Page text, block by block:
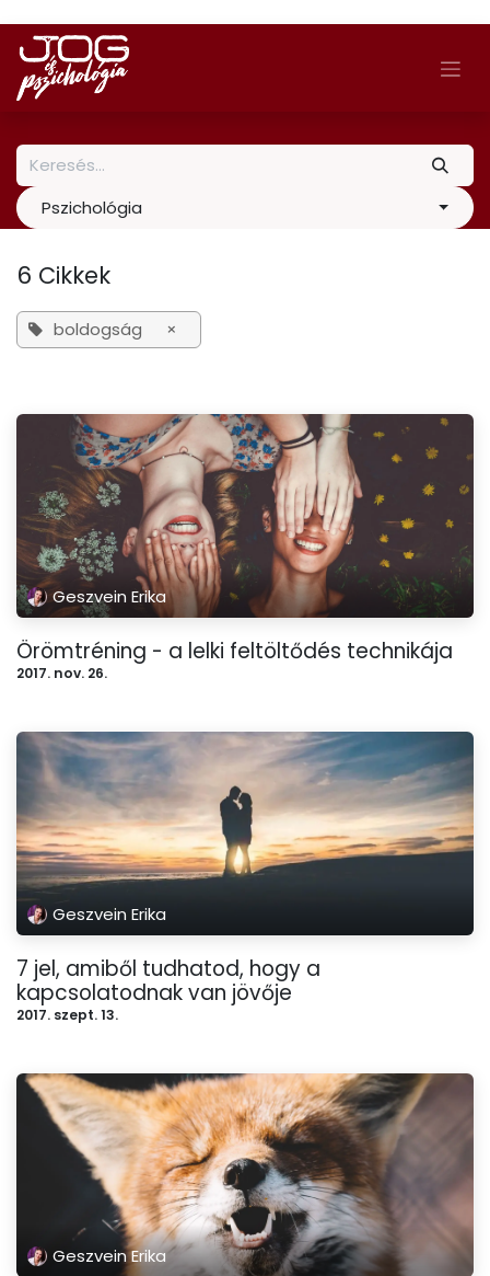
Skip to Content
Pszichológia
6 Cikkek
boldogság ×
Geszvein Erika
Örömtréning - a lelki feltöltődés technikája
2017. nov. 26.
Geszvein Erika
7 jel, amiből tudhatod, hogy a
kapcsolatodnak van jövője
2017. szept. 13.
Geszvein Erika